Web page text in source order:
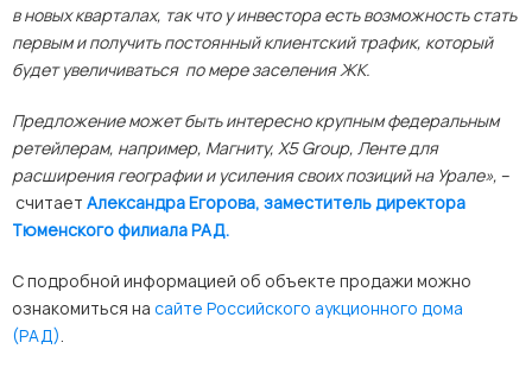
в новых кварталах, так что у инвестора есть возможность стать
первым и получить постоянный клиентский трафик, который
будет увеличиваться по мере заселения ЖК.
Предложение может быть интересно крупным федеральным
ретейлерам, например, Магниту, X5Group, Ленте для
расширения географии и усиления своих позиций на Урале», –
считает Александра Егорова, заместитель директора
Тюменского филиала РАД.
С подробной информацией об объекте продажи можно
ознакомиться на сайте Российского аукционного дома
(РАД)